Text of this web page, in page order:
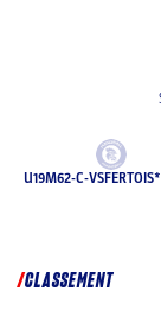
U19M62-C-
CLASSEMENT